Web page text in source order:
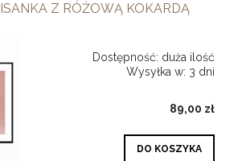
Z RÓŻOWĄ KOKARDĄ
Dostępność: duża ilość
Wysyłka w: 3 dni
89,00 zł
DO KOSZYKA